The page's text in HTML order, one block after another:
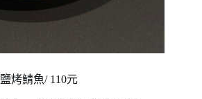
烤鯖魚/ 110元